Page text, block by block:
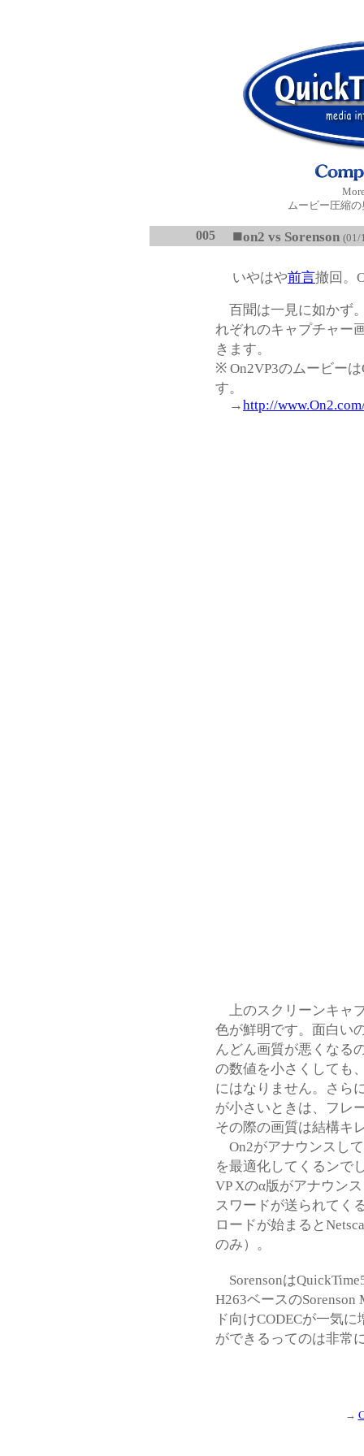
ムービー圧縮
005 ■on2 vs Sorenson (01/
いやはや前言撤回。
百聞は一見に如かず
れぞれのキャプチャー
きます。
※ On2VP3のムービー
す。
→http://
上のスクリーンキャ
色が鮮明です。面白い
んどん画質が悪くなる
の数値を小さくしても
にはなりません。さら
が小さいときは、フレ
その際の画質は結構キ
On2がアナウンスし
を最適化してくるンで
VP Xのα版がアナウン
スワードが送られてく
ロードが始まると
のみ）。
Sorensonは
H263ベースの
ド向けCODECが一気
ができるってのは非常
→